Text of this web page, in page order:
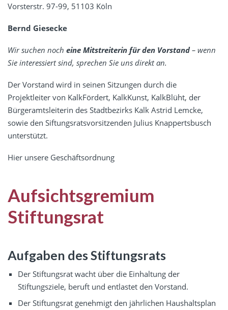
Vorsterstr. 97-99, 51103 Köln
Bernd Giesecke
Wirsuchen noch eine Mitstreiterin für den Vorstand– wenn
Sie interessiert sind, sprechen Sie uns direkt an.
Der Vorstand wird in seinen Sitzungen durch die
Projektleiter von KalkFördert, KalkKunst, KalkBlüht, der
Bürgeramtsleiterin des Stadtbezirks Kalk Astrid Lemcke,
sowie den Siftungsratsvorsitzenden Julius Knappertsbusch
unterstützt.
Hier unsere Geschäftsordnung
Aufsichtsgremium
Stiftungsrat
Aufgaben des Stiftungsrats
Der Stiftungsrat wacht über die Einhaltung der
Stiftungsziele, beruft und entlastet den Vorstand.
Der Stiftungsrat genehmigt den jährlichen Haushaltsplan